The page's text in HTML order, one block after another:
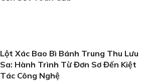
Lột Xác Bao Bì Bánh Trung Thu Lưu
Sa: Hành Trình Từ Đơn Sơ Đến Kiệt
Tác Công Nghệ